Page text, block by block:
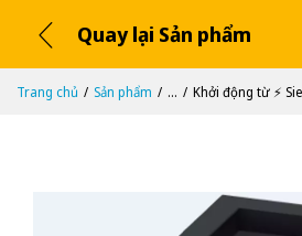
Quay lại Sản phẩm
Trang chủ Sản phẩm ... Khởi động từ ⚡️